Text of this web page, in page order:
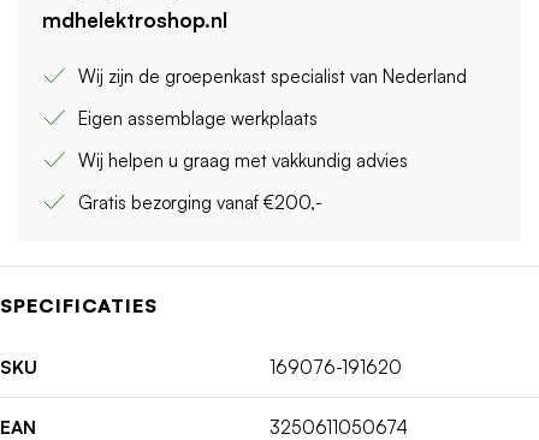
mdhelektroshop.nl
Wij zijn de groepenkast specialist van Nederland
Eigen assemblage werkplaats
Wij helpen u graag met vakkundig advies
Gratis bezorging vanaf €200,-
SPECIFICATIES
SKU 169076-191620
EAN 3250611050674